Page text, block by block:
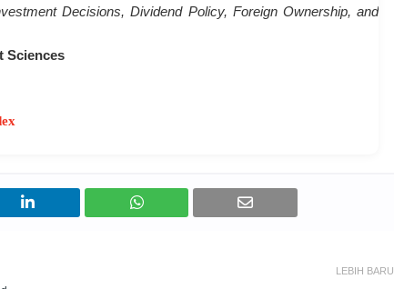
Decisions, Dividend Policy, Foreign Ownership, and
Sciences
LEBIH BARU